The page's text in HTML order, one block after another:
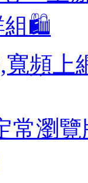
組🛍️
寬頻上
常瀏